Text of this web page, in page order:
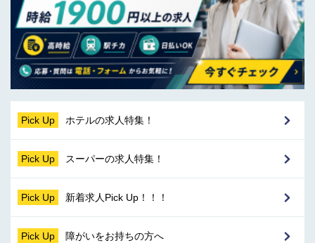
Pick Up ホテルの求人特集！
Pick Up スーパーの求人特集！
Pick Up 新着求人Pick Up！！！
Pick Up 障がいをお持ちの方へ